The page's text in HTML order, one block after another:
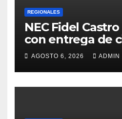
REGIONALES
NEC Fidel
con entrega de
AGOSTO 6, 2026 ADMIN